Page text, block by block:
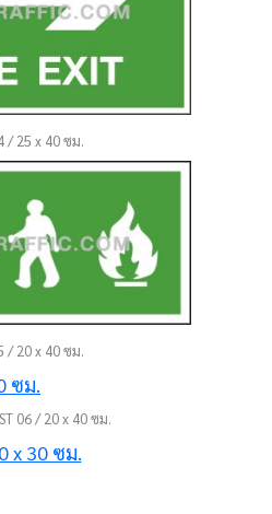
/ 25 x 40 ซม.
/ 20 x 40 ซม.
ST 06 / 20 x 40 ซม.